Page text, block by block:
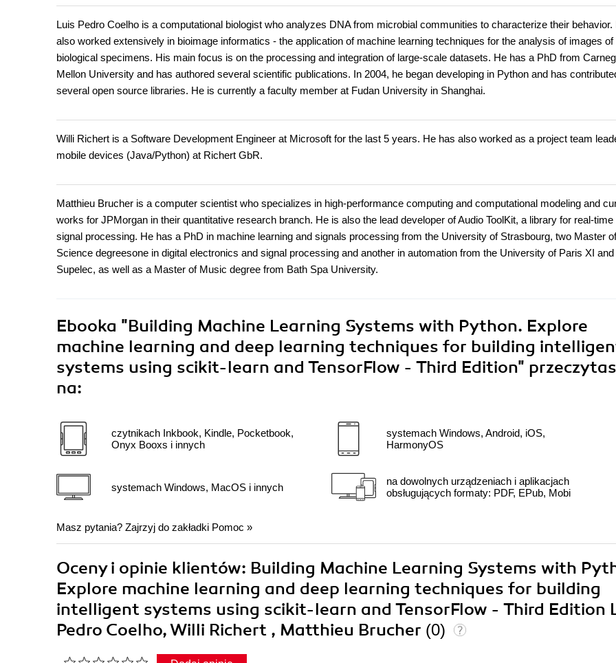
Luis Pedro Coelho is a computational biologist who analyzes DNA from microbial communities to characterize their behavior.
also worked extensively in bioimage informatics - the application of machine learning techniques for the analysis of images of
biological specimens. His main focus is on the processing and integration of large-scale datasets. He has a PhD from
Mellon University and has authored several scientific publications. In 2004, he began developing in Python and has
several open source libraries. He is currently a faculty member at Fudan University in Shanghai.
Willi Richert is a Software Development Engineer at Microsoft for the last 5 years. He has also worked as a project team
mobile devices (Java/Python) at Richert GbR.
Matthieu Brucher is a computer scientist who specializes in high-performance computing and computational modeling and
works for JPMorgan in their quantitative research branch. He is also the lead developer of Audio ToolKit, a library for real-time
signal processing. He has a PhD in machine learning and signals processing from the University of Strasbourg, two Master of
Science degreesone in digital electronics and signal processing and another in automation from the University of Paris XI and
Supelec, as well as a Master of Music degree from Bath Spa University.
Ebooka "Building Machine Learning Systems with Python. Explore
machine learning and deep learning techniques for building
systems using scikit-learn and TensorFlow - Third Edition"
na:
czytnikach Inkbook, Kindle, Pocketbook,
Onyx Booxs i innych
systemach Windows, MacOS i innych
systemach Windows, Android, iOS,
HarmonyOS
na dowolnych urządzeniach i aplikacjach
obsługujących formaty: PDF, EPub, Mobi
Masz pytania? Zajrzyj do zakładki Pomoc »
Oceny i opinie klientów: Building Machine Learning Systems with
Explore machine learning and deep learning techniques for building
intelligent systems using scikit-learn and TensorFlow - Third Edition
Pedro Coelho, Willi Richert , Matthieu Brucher (0)